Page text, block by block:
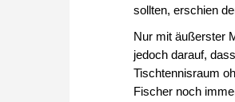
sollten, erschien
Nur mit äußerster
jedoch darauf,
Tischtennisraum
Fischer noch